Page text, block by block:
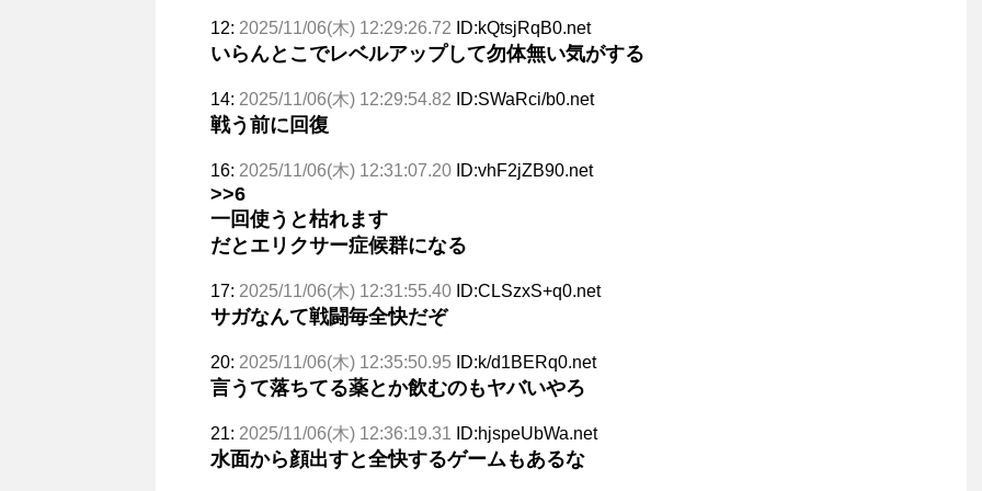
12: 2025/11/06(木) 12:29:26.72 ID:kQtsjRqB0.net
いらんとこでレベルアップして勿体無い気がする
14: 2025/11/06(木) 12:29:54.82 ID:SWaRci/b0.net
戦う前に回復
16: 2025/11/06(木) 12:31:07.20 ID:vhF2jZB90.net
>>6
一回使うと枯れます
だとエリクサー症候群になる
17: 2025/11/06(木) 12:31:55.40 ID:CLSzxS+q0.net
サガなんて戦闘毎全快だぞ
20: 2025/11/06(木) 12:35:50.95 ID:k/d1BERq0.net
言うて落ちてる薬とか飲むのもヤバいやろ
21: 2025/11/06(木) 12:36:19.31 ID:hjspeUbWa.net
水面から顔出すと全快するゲームもあるな